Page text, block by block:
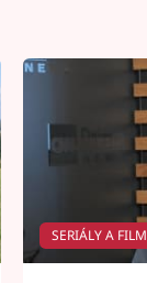
SERIÁLY A